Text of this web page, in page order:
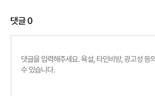
댓글0